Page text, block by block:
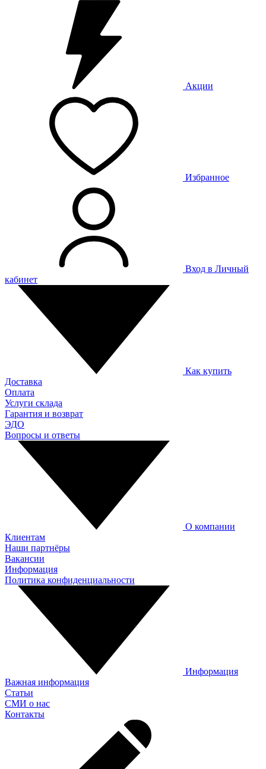
Акции
Избранное
Вход в Личный
кабинет
Как купить
Доставка
Оплата
Услуги склада
Гарантия и возврат
ЭДО
Вопросы и ответы
О компании
Клиентам
Наши партнёры
Вакансии
Информация
Политика конфиденциальности
Информация
Важная информация
Статьи
СМИ о нас
Контакты